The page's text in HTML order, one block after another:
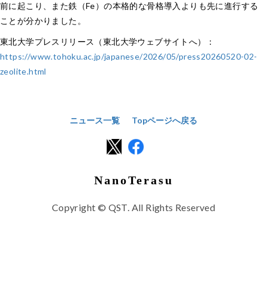
前に起こり、また鉄（Fe）の本格的な骨格導入よりも先に進行する
ことが分かりました。
東北大学プレスリリース（東北大学ウェブサイトへ）：
https://www.tohoku.ac.jp/japanese/2026/05/press20260520-02-
zeolite.html
ニュース一覧 Topページへ戻る
NanoTerasu
Copyright © QST. All Rights Reserved